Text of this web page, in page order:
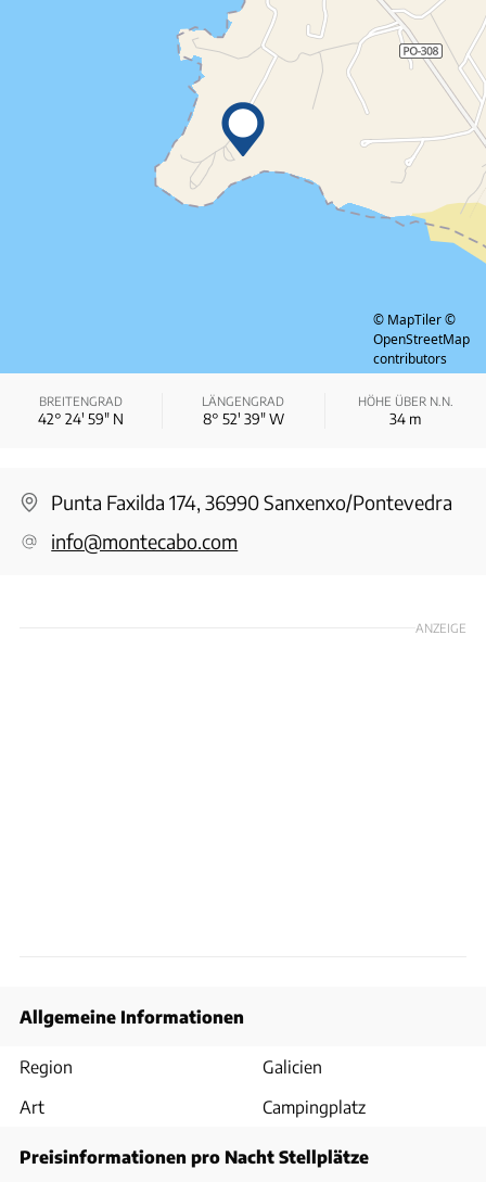
© MapTiler ©
OpenStreetMap
contributors
BREITENGRAD
42° 24′ 59″ N
LÄNGENGRAD
8° 52′ 39″ W
HÖHE ÜBER N.N.
34 m
Punta Faxilda 174, 36990 Sanxenxo/Pontevedra
info@montecabo.com
ANZEIGE
Allgemeine Informationen
Region
Galicien
Art
Campingplatz
Preisinformationen pro Nacht Stellplätze